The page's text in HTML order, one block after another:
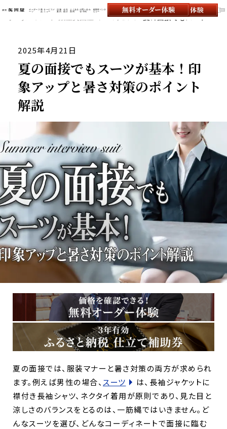
オーダースーツの銀座英國屋
オーダース
ーツ
商
品
サービスメ
ニュー
店舗
案内
会社
紹介
よくある
質問
お問い合わ
せ/予約
顧客様インタ
ビュー
コラム 夏の面接でもスーツが基本！印象アップと暑さ対策のポイント解説
2025年4月21日
夏の面接でもスーツが基本！印
象アップと暑さ対策のポイント
解説
夏の面接では、服装マナーと暑さ対策の両方が求められ
ます。例えば男性の場合、 スーツ
は、長袖ジャケットに
襟付き長袖シャツ、ネクタイ着用が原則であり、見た目と
涼しさのバランスをとるのは、一筋縄ではいきません。ど
んなスーツを選び、どんなコーディネートで面接に臨む